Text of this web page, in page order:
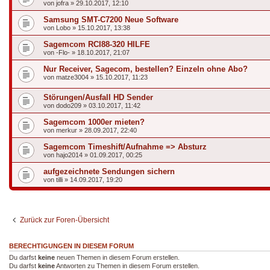
von jofra » 29.10.2017, 12:10
Samsung SMT-C7200 Neue Software
von Lobo » 15.10.2017, 13:38
Sagemcom RCI88-320 HILFE
von -Flo- » 18.10.2017, 21:07
Nur Receiver, Sagecom, bestellen? Einzeln ohne Abo?
von matze3004 » 15.10.2017, 11:23
Störungen/Ausfall HD Sender
von dodo209 » 03.10.2017, 11:42
Sagemcom 1000er mieten?
von merkur » 28.09.2017, 22:40
Sagemcom Timeshift/Aufnahme => Absturz
von hajo2014 » 01.09.2017, 00:25
aufgezeichnete Sendungen sichern
von tilli » 14.09.2017, 19:20
Zurück zur Foren-Übersicht
BERECHTIGUNGEN IN DIESEM FORUM
Du darfst keine neuen Themen in diesem Forum erstellen.
Du darfst keineAntworten zu Themen in diesem Forum erstellen.